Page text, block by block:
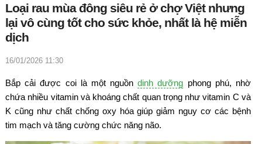
Loại rau mùa đông siêu rẻ ở chợ Việt nhưng
lại vô cùng tốt cho sức khỏe, nhất là hệ miễn
dịch
16/01/2026 11:30
Bắp cải được coi là một nguồndinh dưỡng phong phú, nhờ
chứa nhiều vitamin và khoáng chất quan trọng như vitamin C và
K cũng như chất chống oxy hóa giúp giảm nguy cơ các bệnh
tim mạch và tăng cường chức năng não.